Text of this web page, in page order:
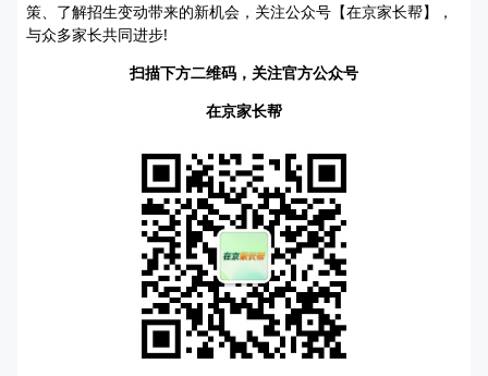
策、了解招生变动带来的新机会，关注公众号【在京家长帮】，
与众多家长共同进步!
扫描下方二维码，关注官方公众号
在京家长帮